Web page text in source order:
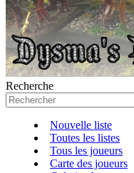
Recherche
Nouvelle liste
Toutes les listes
Tous les joueurs
Carte des joueurs